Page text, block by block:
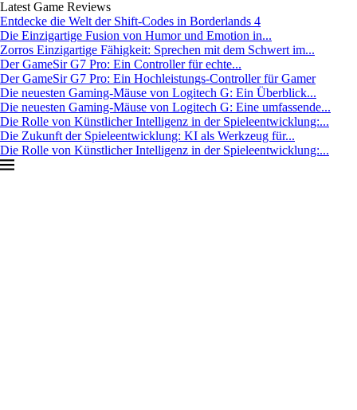
Latest Game Reviews
Entdecke die Welt der Shift-Codes in Borderlands 4
Die Einzigartige Fusion von Humor und Emotion in...
Zorros Einzigartige Fähigkeit: Sprechen mit dem Schwert im...
Der GameSir G7 Pro: Ein Controller für echte...
Der GameSir G7 Pro: Ein Hochleistungs-Controller für Gamer
Die neuesten Gaming-Mäuse von Logitech G: Ein Überblick...
Die neuesten Gaming-Mäuse von Logitech G: Eine umfassende...
Die Rolle von Künstlicher Intelligenz in der Spieleentwicklung:...
Die Zukunft der Spieleentwicklung: KI als Werkzeug für...
Die Rolle von Künstlicher Intelligenz in der Spieleentwicklung:...